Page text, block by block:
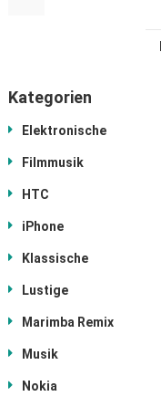
Kategorien
Elektronische
Filmmusik
HTC
iPhone
Klassische
Lustige
Marimba Remix
Musik
Nokia